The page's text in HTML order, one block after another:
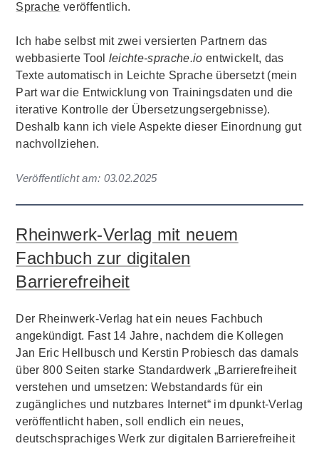
Sprache veröffentlich.
Ich habe selbst mit zwei versierten Partnern das
webbasierte Tool leichte-sprache.io entwickelt, das
Texte automatisch in Leichte Sprache übersetzt (mein
Part war die Entwicklung von Trainingsdaten und die
iterative Kontrolle der Übersetzungsergebnisse).
Deshalb kann ich viele Aspekte dieser Einordnung gut
nachvollziehen.
Veröffentlicht am: 03.02.2025
Rheinwerk-Verlag mit neuem
Fachbuch zur digitalen
Barrierefreiheit
Der Rheinwerk-Verlag hat ein neues Fachbuch
angekündigt. Fast 14 Jahre, nachdem die Kollegen
Jan Eric Hellbusch und Kerstin Probiesch das damals
über 800 Seiten starke Standardwerk „Barrierefreiheit
verstehen und umsetzen: Webstandards für ein
zugängliches und nutzbares Internet“ im dpunkt-Verlag
veröffentlicht haben, soll endlich ein neues,
deutschsprachiges Werk zur digitalen Barrierefreiheit